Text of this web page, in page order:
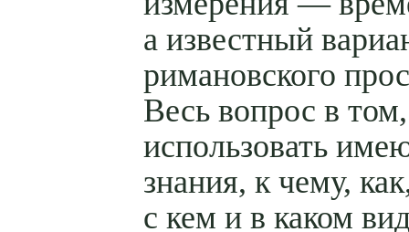
а известный
римановского
Весь вопрос в
использовать
знания, к чему,
с кем и в каком